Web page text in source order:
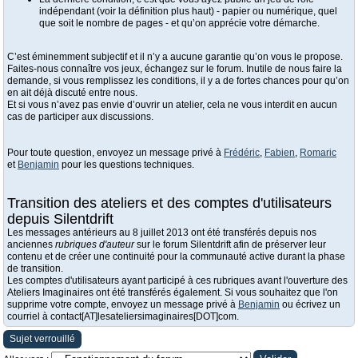
indépendant (voir la définition plus haut) - papier ou numérique, quel
que soit le nombre de pages - et qu’on apprécie votre démarche.
C’est éminemment subjectif et il n’y a aucune garantie qu’on vous le propose.
Faites-nous connaître vos jeux, échangez sur le forum. Inutile de nous faire la
demande, si vous remplissez les conditions, il y a de fortes chances pour qu’on
en ait déjà discuté entre nous.
Et si vous n’avez pas envie d’ouvrir un atelier, cela ne vous interdit en aucun
cas de participer aux discussions.
Pour toute question, envoyez un message privé à Frédéric, Fabien, Romaric
et Benjamin pour les questions techniques.
Transition des ateliers et des comptes d'utilisateurs
depuis Silentdrift
Les messages antérieurs au 8 juillet 2013 ont été transférés depuis nos
anciennes rubriques d'auteursur le forum Silentdrift afin de préserver leur
contenu et de créer une continuité pour la communauté active durant la phase
de transition.
Les comptes d'utilisateurs ayant participé à ces rubriques avant l'ouverture des
Ateliers Imaginaires ont été transférés également. Si vous souhaitez que l'on
supprime votre compte, envoyez un message privé à Benjamin ou écrivez un
courriel à contact[AT]lesateliersimaginaires[DOT]com.
Sujet verrouillé